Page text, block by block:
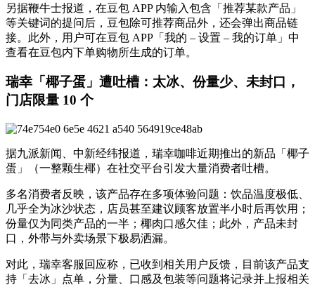
另据鞭牛士报道，在豆包 APP 内输入包含「推荐某款产品」
等关键词的提问后，豆包除可推荐商品外，还会弹出商品链
接。此外，用户可在豆包 APP「我的 – 设置 – 我的订单」中
查看在豆包内下单购物所生成的订单。
瑞幸「椰子蛋」遭吐槽：太冰、份量少、未封口，
门店限量 10 个
据九派新闻、中新经纬报道，瑞幸咖啡近期推出的新品「椰子
蛋」（一整颗生椰）在社交平台引发大量消费者吐槽。
多名消费者反映，该产品存在多项体验问题：饮品温度极低、
几乎全为冰沙状态，店员甚至建议顾客放置半小时后再饮用；
份量仅为同类产品的一半；椰肉口感欠佳；此外，产品未封
口，外带与外卖场景下极易洒漏。
对此，瑞幸客服回应称，已收到相关用户反馈，目前该产品支
持「去冰」点单，分量、口感及包装等问题将记录并上报相关